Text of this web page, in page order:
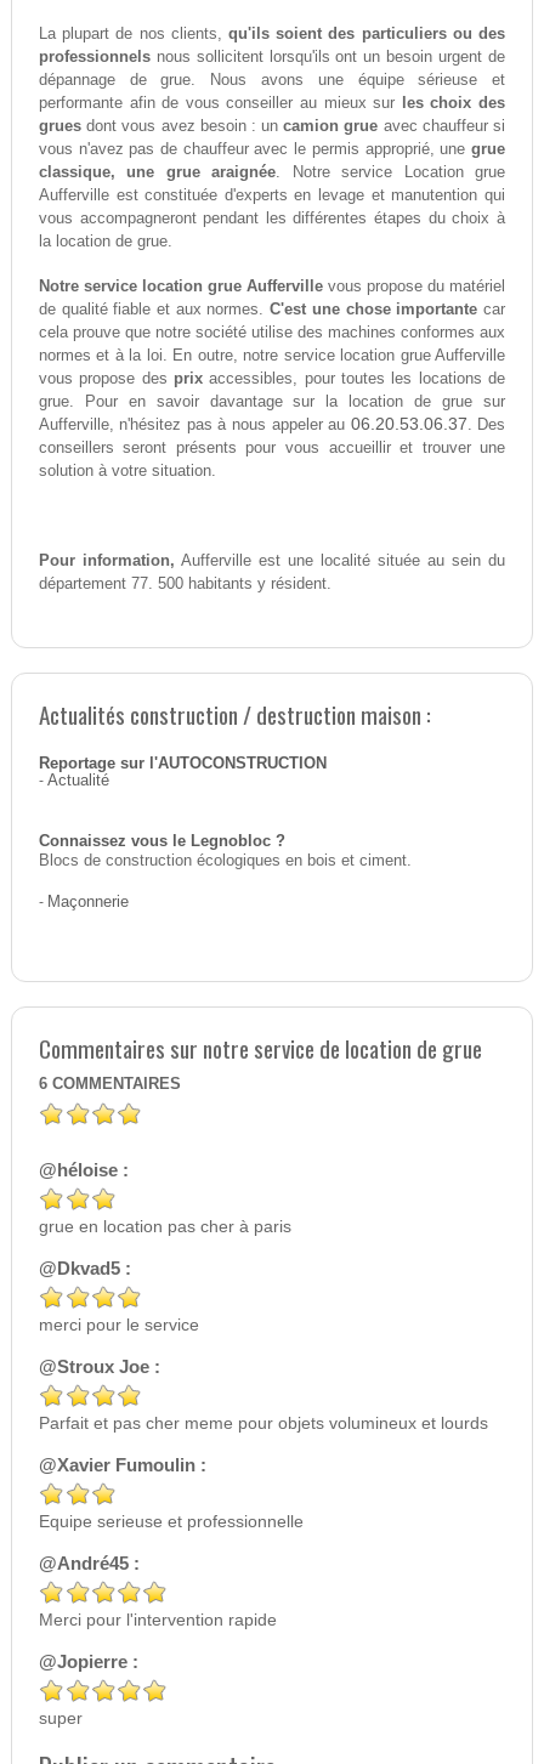
La plupart de nos clients, qu'ils soient des particuliers ou des
professionnelsnous sollicitent lorsqu'ils ont un besoin urgent de
dépannage de grue. Nous avons une équipe sérieuse et
performante afin de vous conseiller au mieux sur
les choix des
gruesdont vous avez besoin : uncamion grue avec chauffeur si
vous n'avez pas de chauffeur avec le permis approprié, unegrue
classique, une grue araignée. Notre service Location grue
Aufferville est constituée d'experts en levage et manutention qui
vous accompagneront pendant les différentes étapes du choix à
la location de grue.
Notre service location grue Aufferville vous propose du matériel
de qualité fiable et aux normes.C'est une chose importante car
cela prouve que notre société utilise des machines conformes aux
normes et à la loi. En outre, notre service location grue Aufferville
vous propose des prixaccessibles, pour toutes les locations de
grue. Pour en savoir davantage sur la location de grue sur
Aufferville, n'hésitez pas à nous appeler au 06.20.53.06.37. Des
conseillers seront présents pour vous accueillir et trouver une
solution à votre situation.
Pour information, Aufferville est une localité située au sein du
département 77. 500 habitants y résident.
Actualités construction / destruction maison :
Reportage sur l'AUTOCONSTRUCTION
- Actualité
Connaissez vous le Legnobloc ?
Blocs de construction écologiques en bois et ciment.
- Maçonnerie
Commentaires sur notre service de location de grue
6 COMMENTAIRES
@héloise :
grue en location pas cher à paris
@Dkvad5 :
merci pour le service
@Stroux Joe :
Parfait et pas cher meme pour objets volumineux et lourds
@Xavier Fumoulin :
Equipe serieuse et professionnelle
@André45 :
Merci pour l'intervention rapide
@Jopierre :
super